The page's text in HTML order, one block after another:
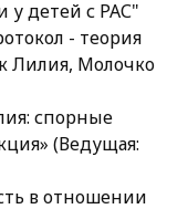
у детей с РАС"
- теория
Лилия, Молочко
спорные
(Ведущая:
в отношении